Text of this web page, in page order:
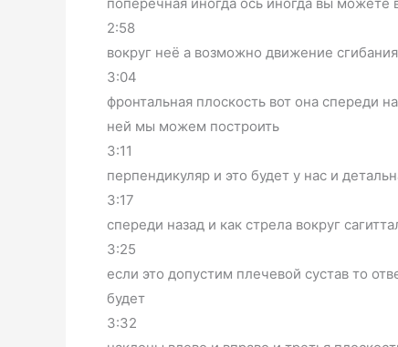
2:58
вокруг неё а возможно движение
3:04
фронтальная плоскость вот она спереди
ней мы можем построить
3:11
перпендикуляр и это будет у нас и
3:17
спереди назад и как стрела вокруг
3:25
если это допустим плечевой сустав то
будет
3:32